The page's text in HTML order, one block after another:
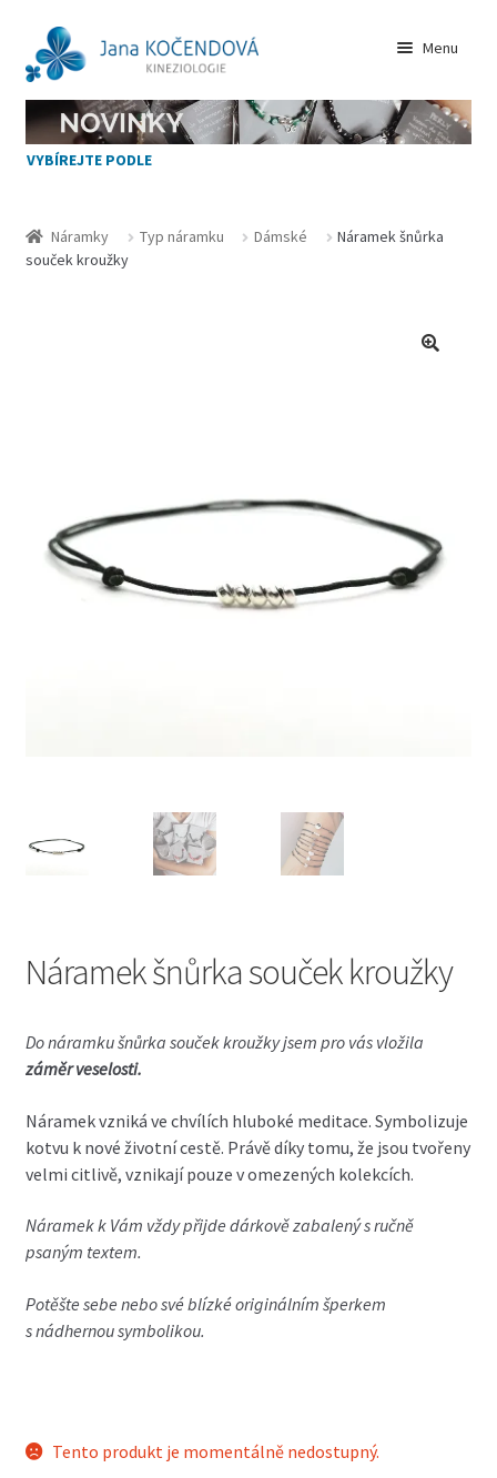
Přeskočit
na
Přejít
k
webu
Menu
VŠECHNY NÁRAMKY
NOVINKY
JAK VYBÍRAT
VYBÍREJTE PODLE
Náramky Typ náramku Dámské
Náramek šnůrka
souček kroužky
Náramek šnůrka souček kroužky
Donáramkušnůrka souček kroužky jsem pro vás vložila
záměr veselosti.
Náramek vzniká ve chvílích hluboké meditace. Symbolizuje
kotvu k nové životní cestě. Právě díky tomu, že jsou tvořeny
velmi citlivě, vznikají pouze v omezených kolekcích.
Náramek k Vám vždy přijde dárkově zabalený s ručně
psaným textem.
Potěšte sebe nebo své blízké originálním šperkem
s nádhernou symbolikou.
Tento produkt je momentálně nedostupný.